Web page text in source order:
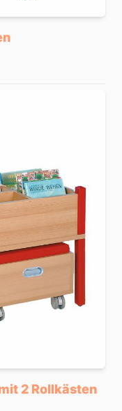
2 Rollkästen